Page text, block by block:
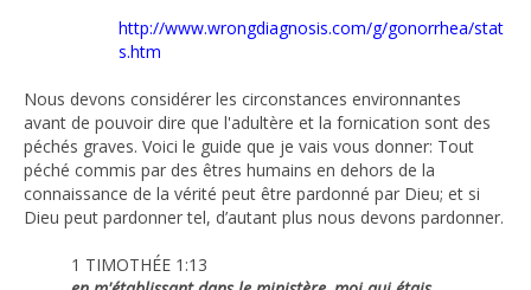
http://www.wrongdiagnosis.com/g/gonorrhea/stat
s.htm
Nous devons considérer les circonstances environnantes
avant de pouvoir dire que l'adultère et la fornication sont des
péchés graves. Voici le guide que je vais vous donner: Tout
péché commis par des êtres humains en dehors de la
connaissance de la vérité peut être pardonné par Dieu; et si
Dieu peut pardonner tel, d’autant plus nous devons pardonner.
1 TIMOTHÉE 1:13